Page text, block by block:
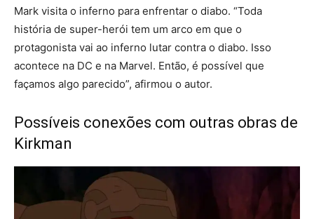
Mark visita o inferno para enfrentar o diabo. “Toda
história de super-herói tem um arco em que o
protagonista vai ao inferno lutar contra o diabo. Isso
acontece na DC e na Marvel. Então, é possível que
façamos algo parecido”, afirmou o autor.
Possíveis conexões com outras obras de
Kirkman